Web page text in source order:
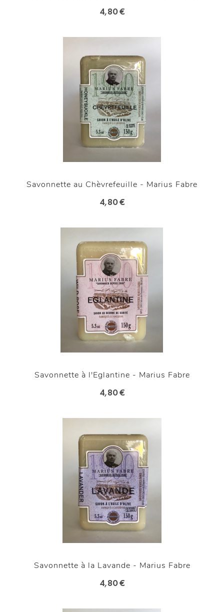
4,80 €
Savonnette au Chèvrefeuille - Marius Fabre
4,80 €
Savonnette à l'Eglantine - Marius Fabre
4,80 €
Savonnette à la Lavande - Marius Fabre
4,80 €